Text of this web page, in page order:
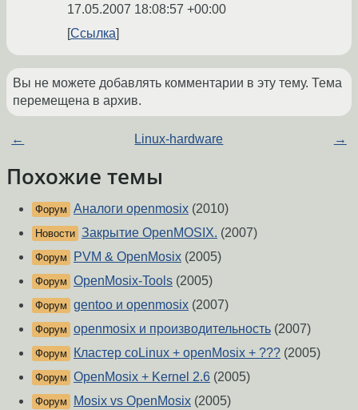
17.05.2007 18:08:57 +00:00
Ссылка
Вы не можете добавлять комментарии в эту тему. Тема
перемещена в архив.
← Linux-hardware →
Похожие темы
Форум Аналоги openmosix (2010)
Новости Закрытие OpenMOSIX. (2007)
Форум PVM & OpenMosix (2005)
Форум OpenMosix-Tools (2005)
Форум gentoo и openmosix (2007)
Форум openmosix и производительность (2007)
Форум Кластер coLinux + openMosix + ??? (2005)
Форум OpenMosix + Kernel 2.6 (2005)
Форум Mosix vs OpenMosix (2005)